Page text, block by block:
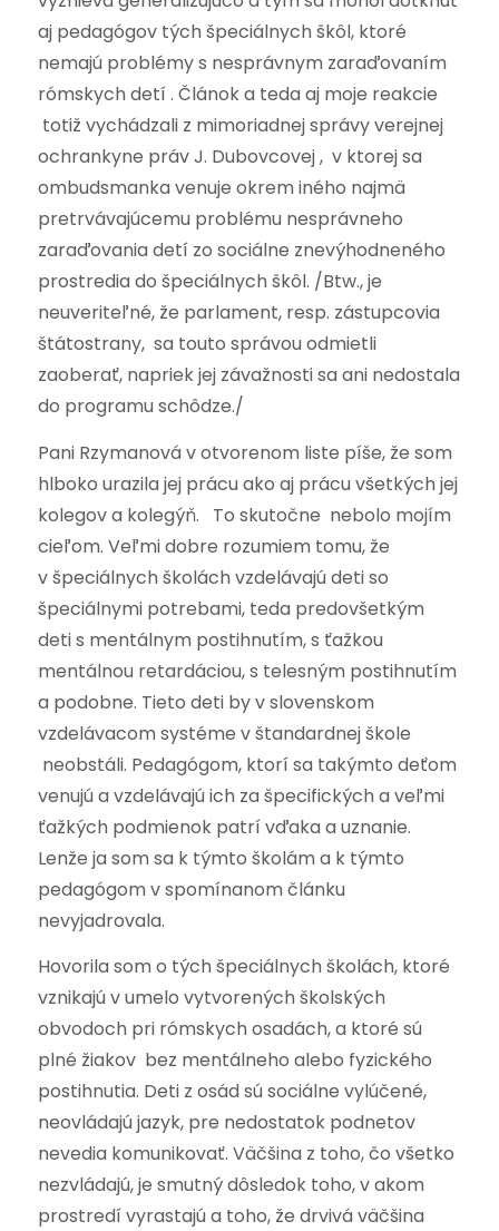
aj pedagógov tých špeciálnych škôl, ktoré
nemajú problémy s nesprávnym zaraďovaním
rómskych detí . Článok a teda aj moje reakcie
totiž vychádzali z mimoriadnej správy verejnej
ochrankyne práv J. Dubovcovej , v ktorej sa
ombudsmanka venuje okrem iného najmä
pretrvávajúcemu problému nesprávneho
zaraďovania detí zo sociálne znevýhodneného
prostredia do špeciálnych škôl. /Btw., je
neuveriteľné, že parlament, resp. zástupcovia
štátostrany, sa touto správou odmietli
zaoberať, napriek jej závažnosti sa ani nedostala
do programu schôdze./
Pani Rzymanová v otvorenom liste píše, že som
hlboko urazila jej prácu ako aj prácu všetkých jej
kolegov a kolegýň. To skutočne nebolo mojím
cieľom. Veľmi dobre rozumiem tomu, že
v špeciálnych školách vzdelávajú deti so
špeciálnymi potrebami, teda predovšetkým
deti s mentálnym postihnutím, s ťažkou
mentálnou retardáciou, s telesným postihnutím
a podobne. Tieto deti by v slovenskom
vzdelávacom systéme v štandardnej škole
neobstáli. Pedagógom, ktorí sa takýmto deťom
venujú a vzdelávajú ich za špecifických a veľmi
ťažkých podmienok patrí vďaka a uznanie.
Lenže ja som sa k týmto školám a k týmto
pedagógom v spomínanom článku
nevyjadrovala.
Hovorila som o tých špeciálnych školách, ktoré
vznikajú v umelo vytvorených školských
obvodoch pri rómskych osadách, a ktoré sú
plné žiakov bez mentálneho alebo fyzického
postihnutia. Deti z osád sú sociálne vylúčené,
neovládajú jazyk, pre nedostatok podnetov
nevedia komunikovať. Väčšina z toho, čo všetko
nezvládajú, je smutný dôsledok toho, v akom
prostredí vyrastajú a toho, že drvivá väčšina